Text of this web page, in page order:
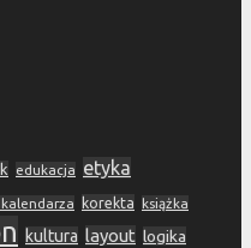
edukacja etyka
korekta książka
kultura layout logika